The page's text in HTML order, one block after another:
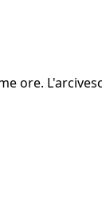
ore.